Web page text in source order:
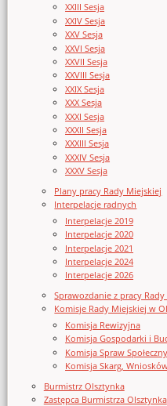
XXIII Sesja
XXIV Sesja
XXV Sesja
XXVI Sesja
XXVII Sesja
XXVIII Sesja
XXIX Sesja
XXX Sesja
XXXI Sesja
XXXII Sesja
XXXIII Sesja
XXXIV Sesja
XXXV Sesja
Plany pracy Rady Miejskiej
Interpelacje radnych
Interpelacje 2019
Interpelacje 2020
Interpelacje 2021
Interpelacje 2024
Interpelacje 2026
Sprawozdanie z pracy
Komisje Rady Miejskiej w
Komisja Rewizyjna
Komisja Gospodarki i
Komisja Spraw
Komisja Skarg,
Burmistrz Olsztynka
Zastępca Burmistrza Olsztynka